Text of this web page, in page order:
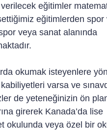
eğitimler
eğitimlerden spor
veya sanat alanında
okumak isteyenlere
varsa ve
de yeteneğinizin ön
girerek Kanada’da lise
okulunda veya özel bir